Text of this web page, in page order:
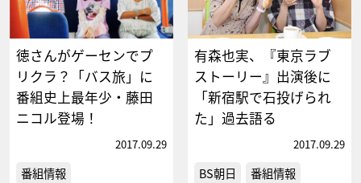
徳さんがゲーセンでプ
リクラ？「バス旅」に
番組史上最年少・藤田
ニコル登場！
2017.09.29
番組情報
有森也実、『東京ラブ
ストーリー』出演後に
「新宿駅で石投げられ
た」過去語る
2017.09.29
BS朝日 番組情報